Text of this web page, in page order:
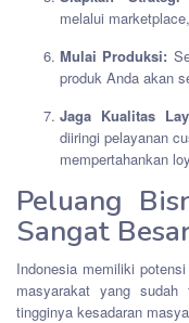
melalui
Mulai Produksi:
produk Anda akan
Jaga Kualitas
diiringi pelayanan
mempertahankan
Peluang
Sangat
Indonesia memiliki
masyarakat yang sudah
tingginya kesadaran